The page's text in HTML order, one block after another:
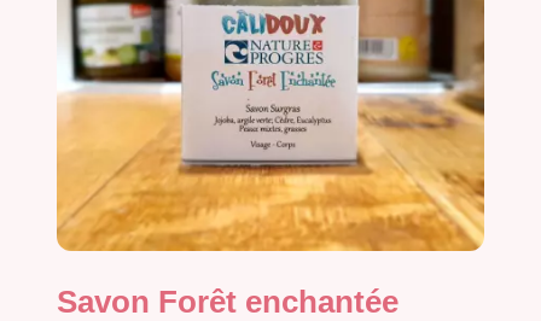
Savon Forêt enchantée